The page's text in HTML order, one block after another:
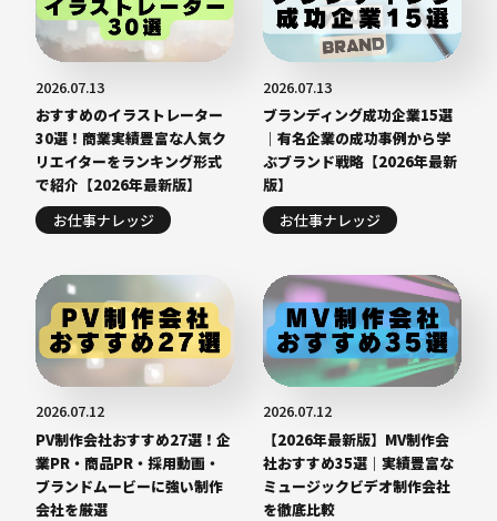
2026.07.13
おすすめのイラストレーター
30選！商業実績豊富な人気ク
リエイターをランキング形式
で紹介【2026年最新版】
お仕事ナレッジ
2026.07.13
ブランディング成功企業15選
｜有名企業の成功事例から学
ぶブランド戦略【2026年最新
版】
お仕事ナレッジ
2026.07.12
PV制作会社おすすめ27選！企
業PR・商品PR・採用動画・
ブランドムービーに強い制作
会社を厳選
2026.07.12
【2026年最新版】MV制作会
社おすすめ35選｜実績豊富な
ミュージックビデオ制作会社
を徹底比較